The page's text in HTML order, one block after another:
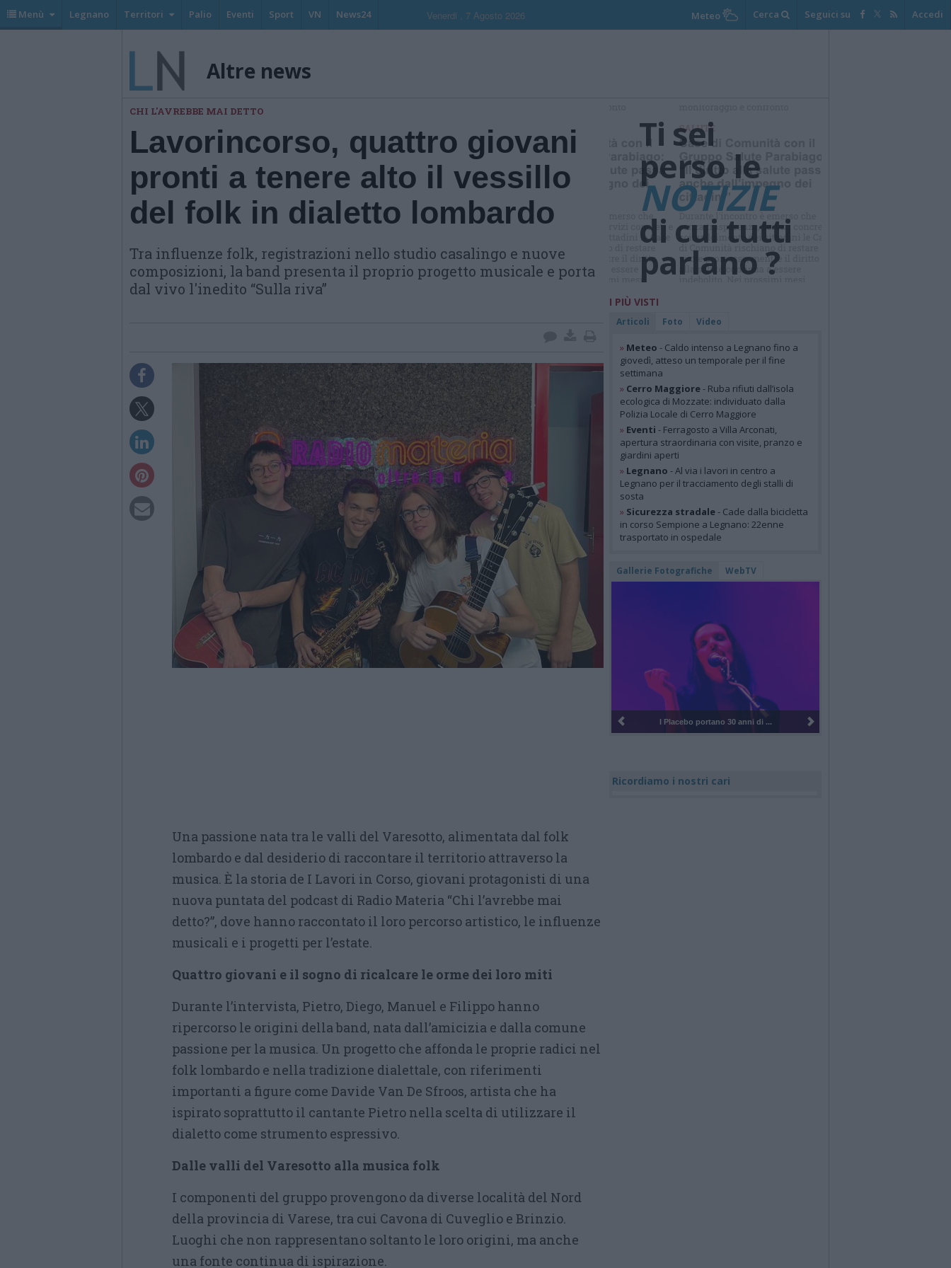
Menù Legnano Territori Palio Eventi Sport VN News24 Venerdi , 7 Agosto 2026 Meteo Cerca Seguici su Accedi
Altre news
CHI L'AVREBBE MAI DETTO
Lavorincorso, quattro giovani
pronti a tenere alto il vessillo
del folk in dialetto lombardo
Tra influenze folk, registrazioni nello studio casalingo e nuove
composizioni, la band presenta il proprio progetto musicale e porta
dal vivo l'inedito “Sulla riva”
Una passione nata tra le valli del Varesotto, alimentata dal folk
lombardo e dal desiderio di raccontare il territorio attraverso la
musica. È la storia de I Lavori in Corso, giovani protagonisti di una
nuova puntata del podcast di Radio Materia “Chi l’avrebbe mai
detto?”, dove hanno raccontato il loro percorso artistico, le influenze
musicali e i progetti per l’estate.
Quattro giovani e il sogno di ricalcare le orme dei loro miti
Durante l’intervista, Pietro, Diego, Manuel e Filippo hanno
ripercorso le origini della band, nata dall’amicizia e dalla comune
passione per la musica. Un progetto che affonda le proprie radici nel
folk lombardo e nella tradizione dialettale, con riferimenti
importanti a figure come Davide Van De Sfroos, artista che ha
ispirato soprattutto il cantante Pietro nella scelta di utilizzare il
dialetto come strumento espressivo.
Dalle valli del Varesotto alla musica folk
I componenti del gruppo provengono da diverse località del Nord
della provincia di Varese, tra cui Cavona di Cuveglio e Brinzio.
Luoghi che non rappresentano soltanto le loro origini, ma anche
una fonte continua di ispirazione.
Ti sei
perso le
NOTIZIE
di cui tutti
parlano ?
I PIÙ VISTI
Articoli Foto Video
» Meteo - Caldo intenso a Legnano fino a
giovedì, atteso un temporale per il fine
settimana
» Cerro Maggiore- Ruba rifiuti dall’isola
ecologica di Mozzate: individuato dalla
Polizia Locale di Cerro Maggiore
» Eventi - Ferragosto a Villa Arconati,
apertura straordinaria con visite, pranzo e
giardini aperti
» Legnano - Al via i lavori in centro a
Legnano per il tracciamento degli stalli di
sosta
» Sicurezza stradale- Cade dalla bicicletta
in corso Sempione a Legnano: 22enne
trasportato in ospedale
Gallerie Fotografiche WebTV
Cosmo al Rugby Sound di Legnano
Ricordiamo i nostri cari